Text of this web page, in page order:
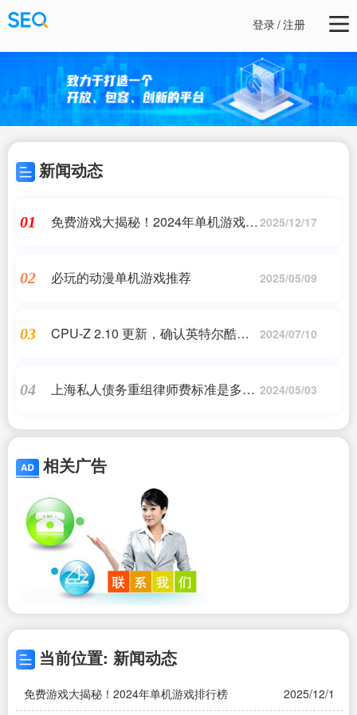
登录/注册
新闻动态
01
免费游戏大揭秘！2024年单机游戏排2025/12/17
02 必玩的动漫单机游戏推荐 2025/05/09
03
CPU-Z 2.10 更新，确认英特尔酷睿
2024/07/10
04
上海私人债务重组律师费标准是多少| 2024/05/03
相关广告
当前位置: 新闻动态
免费游戏大揭秘！2024年单机游戏排行榜 2025/12/17